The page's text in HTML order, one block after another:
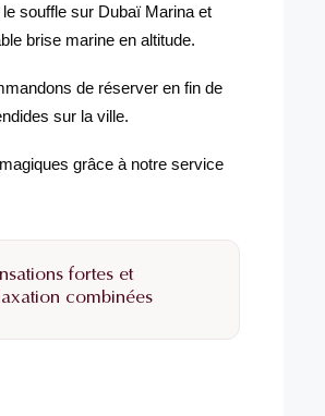
souffle sur Dubaï Marina et
brise marine en altitude.
de réserver en fin de
sur la ville.
grâce à notre service
fortes et
combinées